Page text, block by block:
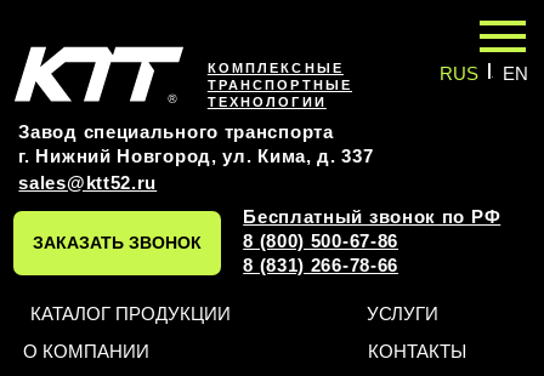
sales@ktt52.ru
Бесплатный звонок по РФ
ЗАКАЗАТЬ ЗВОНОК
КОМПЛЕКСНЫЕ
ТРАНСПОРТНЫЕ
ТЕХНОЛОГИИ
ВЫПОЛНЕННЫЕ ПРОЕКТЫ
УСЛУГИ
О КОМПАНИИ
КОНТАКТЫ
Завод специального транспорта
г. Нижний Новгород, ул. Кима, д. 337